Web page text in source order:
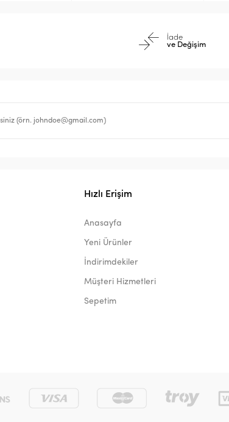
İade
ve Değişim
Hızlı Erişim
Anasayfa
Yeni Ürünler
İndirimdekiler
Müşteri Hizmetleri
Sepetim